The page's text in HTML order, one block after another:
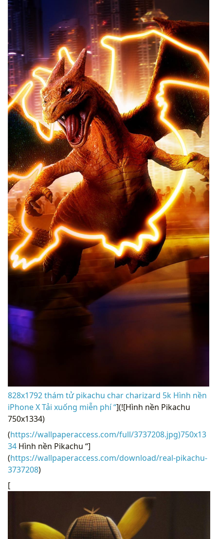
828x1792 thám tử pikachu char charizard 5k Hình nền
iPhone X Tải xuống miễn phí “](![Hình nền Pikachu
750x1334)
(https://wallpaperaccess.com/full/3737208.jpg)750x13
34 Hình nền Pikachu “]
(https://wallpaperaccess.com/download/real-pikachu-
3737208)
[